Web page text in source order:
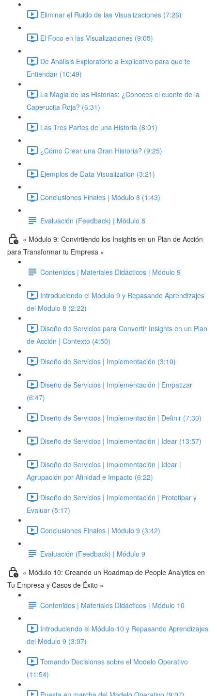
Eliminar el Ruido de las Visualizaciones (7:26)
El Foco en las Visualizaciones (9:05)
De Análisis Exploratorio a Explicativo para que te
Entiendan (10:49)
La Magia de las Historias: ¿Conoces el cuento de la
Caperucita Roja? (6:31)
Las Tres Partes de una Historia (6:01)
¿Cómo Crear una Gran Historia? (9:25)
Ejemplos de Data Visualization (3:21)
Conclusiones Finales | Módulo 8 (1:43)
Evaluación (Feedback) | Módulo 8
« Módulo 9: Convirtiendo los Insights en un Plan de Acción
para Transformar tu Empresa »
Contenidos | Materiales Didácticos | Módulo 9
Introduciendo el Módulo 9 y Repasando Aprendizajes
del Módulo 8 (2:22)
Diseño de Servicios para Convertir Insights en un Plan
de Acción | Contexto (4:50)
Diseño de Servicios | Implementación (3:10)
Diseño de Servicios | Implementación | Empatizar
(6:47)
Diseño de Servicios | Implementación | Definir (7:30)
Diseño de Servicios | Implementación | Idear (13:57)
Diseño de Servicios | Implementación | Idear |
Agrupación por Afinidad e Impacto (6:22)
Diseño de Servicios | Implementación | Prototipar y
Evaluar (5:17)
Conclusiones Finales | Módulo 9 (3:42)
Evaluación (Feedback) | Módulo 9
« Módulo 10: Creando un Roadmap de People Analytics en
Tu Empresa y Casos de Éxito »
Contenidos | Materiales Didácticos | Módulo 10
Introduciendo el Módulo 10 y Repasando Aprendizajes
del Módulo 9 (3:07)
Tomando Decisiones sobre el Modelo Operativo
(11:54)